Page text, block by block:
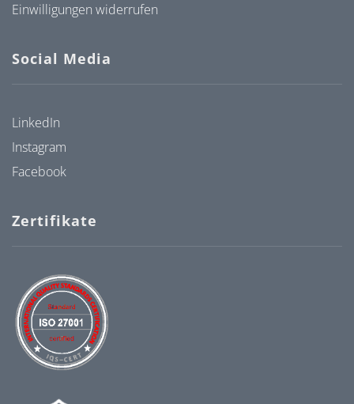
Einwilligungen widerrufen
Social Media
LinkedIn
Instagram
Facebook
Zertifikate